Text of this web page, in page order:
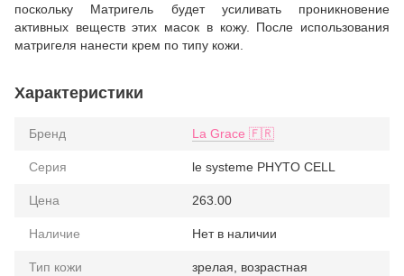
поскольку Матригель будет усиливать проникновение
активных веществ этих масок в кожу. После использования
матригеля нанести крем по типу кожи.
Характеристики
Бренд La Grace 🇫🇷
Серия le systeme PHYTO CELL
Цена 263.00
Наличие Нет в наличии
Тип кожи зрелая, возрастная